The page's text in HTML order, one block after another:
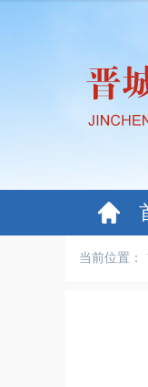
当前位置：